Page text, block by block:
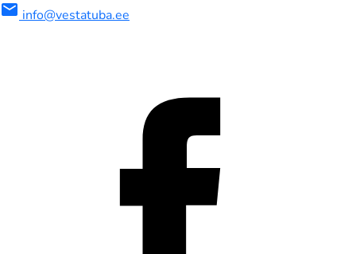
mail info@vestatuba.ee